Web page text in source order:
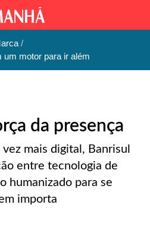
um motor para ir além
da presença
mais digital, Banrisul
entre tecnologia de
humanizado para se
importa